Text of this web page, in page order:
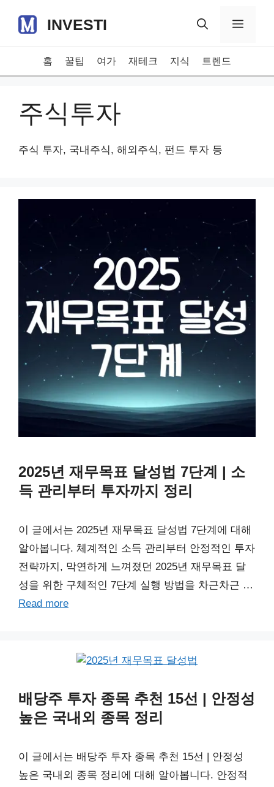
content
INVESTI Menu
홈 꿀팁 여가 재테크 지식 트렌드
주식투자
주식 투자, 국내주식, 해외주식, 펀드 투자 등
2025년 재무목표 달성법 7단계 | 소
득 관리부터 투자까지 정리
이 글에서는 2025년 재무목표 달성법 7단계에 대해
알아봅니다. 체계적인 소득 관리부터 안정적인 투자
전략까지, 막연하게 느껴졌던 2025년 재무목표 달
성을 위한 구체적인 7단계 실행 방법을 차근차근 …
Read more
배당주 투자 종목 추천 15선 | 안정성
높은 국내외 종목 정리
이 글에서는 배당주 투자 종목 추천 15선 | 안정성
높은 국내외 종목 정리에 대해 알아봅니다. 안정적